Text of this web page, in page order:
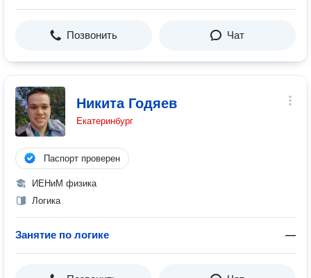
Позвонить Чат
Никита Годяев
Екатеринбург
Паспорт проверен
ИЕНиМ физика
Логика
Занятие по логике —